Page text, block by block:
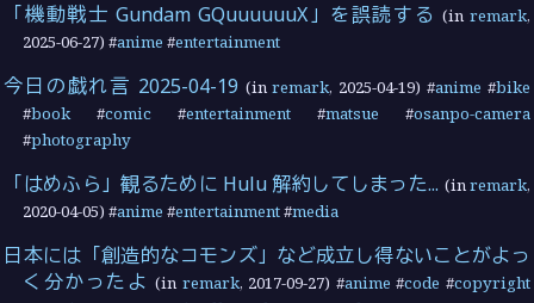
「機動戦士 Gundam GQuuuuuuX」を誤読する (in remark,
2025-06-27) #anime #entertainment
今日の戯れ言 2025-04-19 (inremark, 2025-04-19) #anime #bike
#book#comic #entertainment #matsue #osanpo-camera
#photography
「はめふら」観るために Hulu 解約してしまった... (inremark,
2020-04-05) #anime #entertainment#media
日本には「創造的なコモンズ」など成立し得ないことがよっ
く分かったよ (in remark, 2017-09-27) #anime #code #copyright